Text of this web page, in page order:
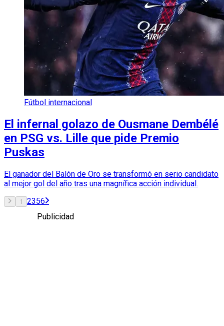
Fútbol internacional
El infernal golazo de Ousmane Dembélé
en PSG vs. Lille que pide Premio
Puskas
El ganador del Balón de Oro se transformó en serio candidato
al mejor gol del año tras una magnífica acción individual.
1 2356
Publicidad